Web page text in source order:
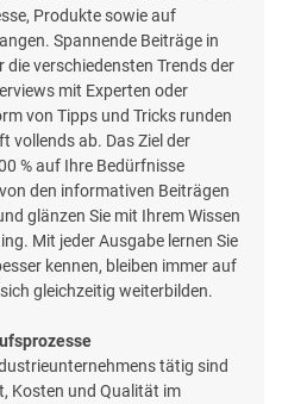
Produkte sowie auf
Spannende Beiträge in
die verschiedensten Trends der
mit Experten oder
von Tipps und Tricks runden
vollends ab. Das Ziel der
% auf Ihre Bedürfnisse
den informativen Beiträgen
glänzen Sie mit Ihrem Wissen
Mit jeder Ausgabe lernen Sie
kennen, bleiben immer auf
gleichzeitig weiterbilden.
tätig sind
Kosten und Qualität im